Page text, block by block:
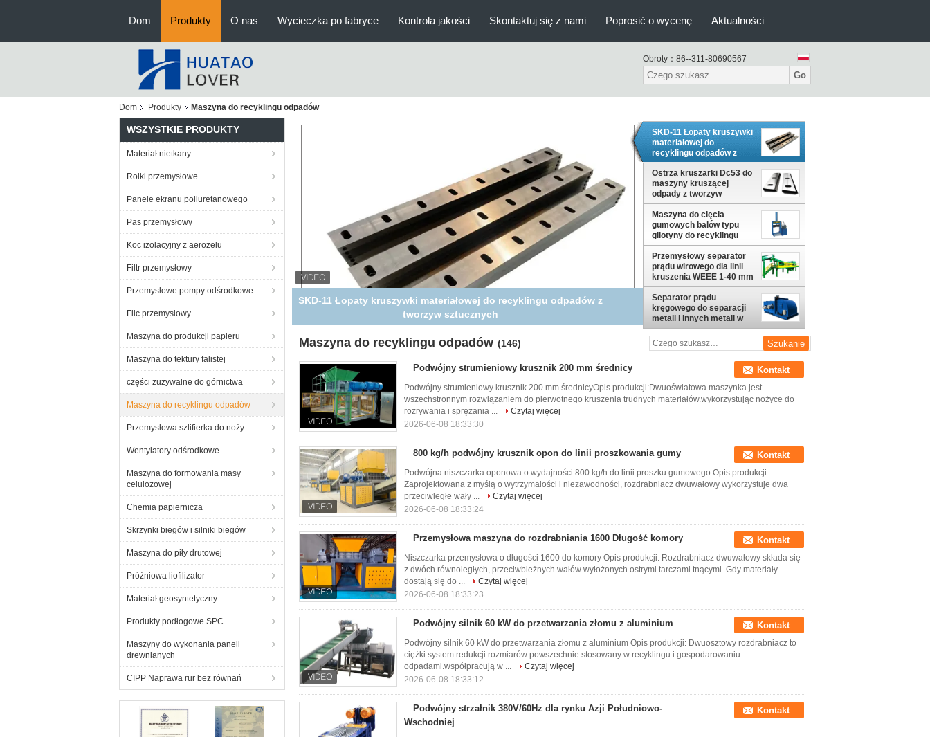
Dom Produkty O nas Wycieczka po fabryce Kontrola jakości Skontaktuj się z nami Poprosić o wycenę Aktualności
Obroty： 86--311-80690567
Go
Dom Produkty Maszyna do recyklingu odpadów
WSZYSTKIE PRODUKTY
Materiał nietkany
Rolki przemysłowe
Panele ekranu poliuretanowego
Pas przemysłowy
Koc izolacyjny z aerożelu
Filtr przemysłowy
Przemysłowe pompy odśrodkowe
Filc przemysłowy
Maszyna do produkcji papieru
Maszyna do tektury falistej
części zużywalne do górnictwa
Maszyna do recyklingu odpadów
Przemysłowa szlifierka do noży
Wentylatory odśrodkowe
Maszyna do formowania masy
celulozowej
Chemia papiernicza
Skrzynki biegów i silniki biegów
Maszyna do piły drutowej
Próżniowa liofilizator
Materiał geosyntetyczny
Produkty podłogowe SPC
Maszyny do wykonania paneli
drewnianych
CIPP Naprawa rur bez równań
Ostrza kruszarki Dc53 do maszyny kruszącej odpady z tworzyw
sztucznych
SKD-11 Łopaty kruszywki
materiałowej do
recyklingu odpadów z
tworzyw sztucznych
Ostrza kruszarki Dc53 do
maszyny kruszącej
odpady z tworzyw
sztucznych
Maszyna do cięcia
gumowych balów typu
gilotyny do recyklingu
Przemysłowy separator
prądu wirowego dla linii
kruszenia WEEE 1-40 mm
Rozmiar cząstek
Separator prądu
kręgowego do separacji
metali i innych metali w
recyklingu elektroniki
Maszyna do recyklingu odpadów (146)
Podwójny strumieniowy krusznik 200 mm średnicy Kontakt
Podwójny strumieniowy krusznik 200 mm średnicyOpis produkcji:Dwuoświatowa maszynka jest
wszechstronnym rozwiązaniem do pierwotnego kruszenia trudnych materiałów.wykorzystując nożyce do
rozrywania i sprężania ...
Czytaj więcej
2026-06-08 18:33:30
800 kg/h podwójny krusznik opon do linii proszkowania gumy Kontakt
Podwójna niszczarka oponowa o wydajności 800 kg/h do linii proszku gumowego Opis produkcji:
Zaprojektowana z myślą o wytrzymałości i niezawodności, rozdrabniacz dwuwałowy wykorzystuje dwa
przeciwległe wały ...
Czytaj więcej
2026-06-08 18:33:24
Przemysłowa maszyna do rozdrabniania 1600 Długość komory Kontakt
Niszczarka przemysłowa o długości 1600 do komory Opis produkcji: Rozdrabniacz dwuwałowy składa się
z dwóch równoległych, przeciwbieżnych wałów wyłożonych ostrymi tarczami tnącymi. Gdy materiały
dostają się do ...
Czytaj więcej
2026-06-08 18:33:23
Podwójny silnik 60 kW do przetwarzania złomu z aluminium Kontakt
Podwójny silnik 60 kW do przetwarzania złomu z aluminium Opis produkcji: Dwuosztowy rozdrabniacz to
ciężki system redukcji rozmiarów powszechnie stosowany w recyklingu i gospodarowaniu
odpadami.współpracują w ...
Czytaj więcej
2026-06-08 18:33:12
Podwójny strzałnik 380V/60Hz dla rynku Azji Południowo-
Wschodniej
Kontakt